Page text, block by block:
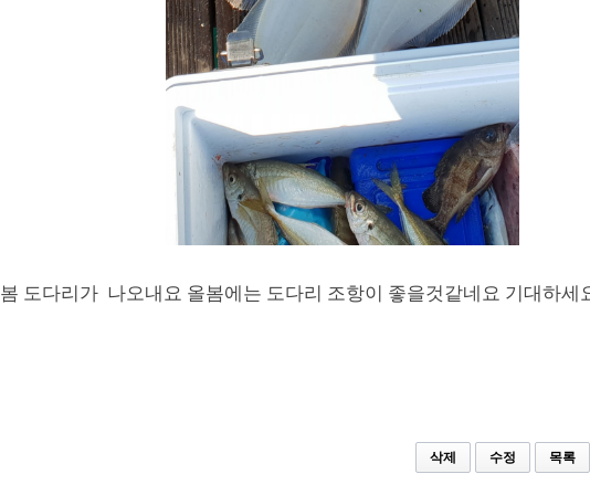
봄 도다리가 나오내요 올봄에는 도다리 조항이 좋을것같네요 기대하세
삭제 수정 목록